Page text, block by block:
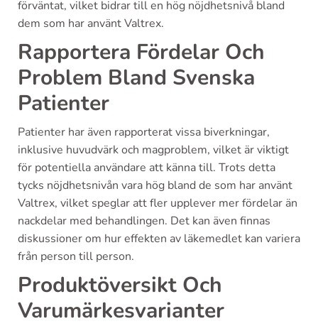
förväntat, vilket bidrar till en hög nöjdhetsnivå bland
dem som har använt Valtrex.
Rapportera Fördelar Och
Problem Bland Svenska
Patienter
Patienter har även rapporterat vissa biverkningar,
inklusive huvudvärk och magproblem, vilket är viktigt
för potentiella användare att känna till. Trots detta
tycks nöjdhetsnivån vara hög bland de som har använt
Valtrex, vilket speglar att fler upplever mer fördelar än
nackdelar med behandlingen. Det kan även finnas
diskussioner om hur effekten av läkemedlet kan variera
från person till person.
Produktöversikt Och
Varumärkesvarianter